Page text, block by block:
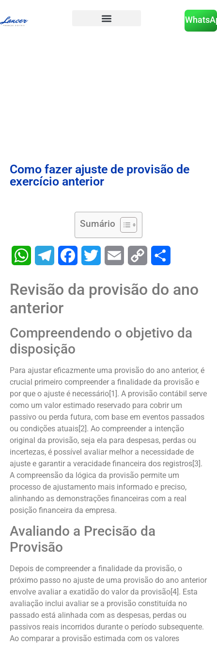
Como fazer ajuste de provisão de
exercício anterior
Sumário
WhatsAppTelegramFacebookTwitter Email Copy
Revisão da provisão do ano
anterior
Compreendendo o objetivo da
disposição
Para ajustar eficazmente uma provisão do ano anterior, é
crucial primeiro compreender a finalidade da provisão e
por que o ajuste é necessário[1]. A provisão contábil serve
como um valor estimado reservado para cobrir um
passivo ou perda futura, com base em eventos passados ​​
ou condições atuais[2]. Ao compreender a intenção
original da provisão, seja ela para despesas, perdas ou
incertezas, é possível avaliar melhor a necessidade de
ajuste e garantir a veracidade financeira dos registros[3].
A compreensão da lógica da provisão permite um
processo de ajustamento mais informado e preciso,
alinhando as demonstrações financeiras com a real
posição financeira da empresa.
Avaliando a Precisão da
Provisão
Depois de compreender a finalidade da provisão, o
próximo passo no ajuste de uma provisão do ano anterior
envolve avaliar a exatidão do valor da provisão[4]. Esta
avaliação inclui avaliar se a provisão constituída no
passado está alinhada com as despesas, perdas ou
passivos reais incorridos durante o período subsequente.
Ao comparar a provisão estimada com os valores